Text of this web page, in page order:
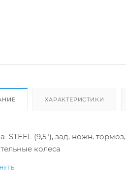
ХАРАКТЕРИСТИКИ
STEEL (9,5"), зад. ножн.
колеса